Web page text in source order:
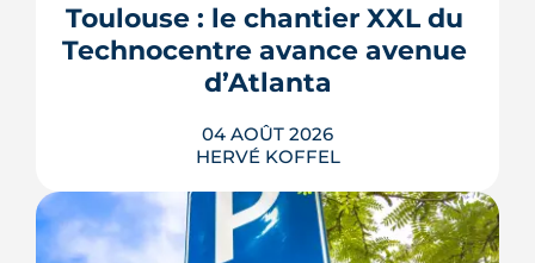
Toulouse : le chantier XXL du
Technocentre avance avenue
d’Atlanta
04 AOÛT 2026
HERVÉ KOFFEL